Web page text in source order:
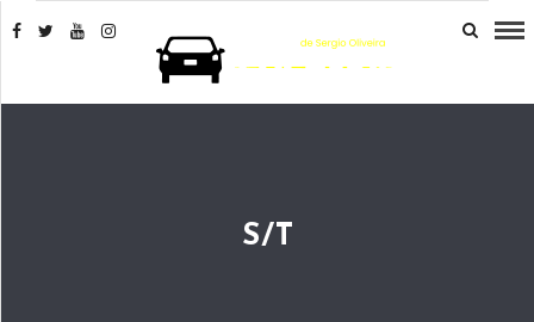
S/T